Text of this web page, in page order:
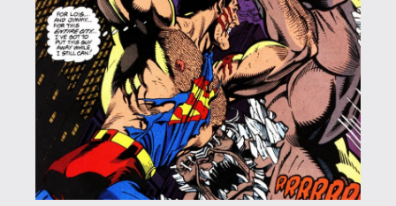
történetfolyamban szó szerint semmit
sem tudunk meg) mindent elpusztít, ami
csak az útjába kerül. Még az Igazság
Ligája C-kategóriás hősei sem tudják
megfékezni, így hát Supermanre vár a
cseppet sem veszélytelen a feladat, hogy
megállítsa őt, ám ez még az Acélember
számára is túlságosan nagy falatnak
bizonyul. A nyúlfarknyinál is sokkal